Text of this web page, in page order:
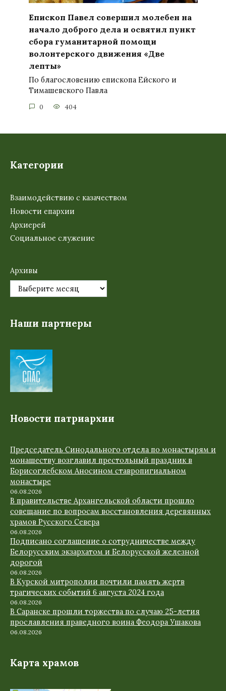
Епископ Павел совершил молебен на
начало доброго дела и освятил пункт
сбора гуманитарной помощи
волонтерского движения «Две
лепты»
По благословению епископа Ейского и
Тимашевского Павла
0 404
Категории
Взаимодействию с казачеством
Новости епархии
Архиерей
Социальное служение
Архивы
Наши партнеры
Новости патриархии
Председатель Синодального отдела по монастырям и
монашеству возглавил престольный праздник в
Борисоглебском Аносином ставропигиальном
монастыре
06.08.2026
В правительстве Архангельской области прошло
совещание по вопросам восстановления деревянных
храмов Русского Севера
06.08.2026
Подписано соглашение о сотрудничестве между
Белорусским экзархатом и Белорусской железной
дорогой
06.08.2026
В Курской митрополии почтили память жертв
трагических событий 6 августа 2024 года
06.08.2026
В Саранске прошли торжества по случаю 25-летия
прославления праведного воина Феодора Ушакова
06.08.2026
Карта храмов